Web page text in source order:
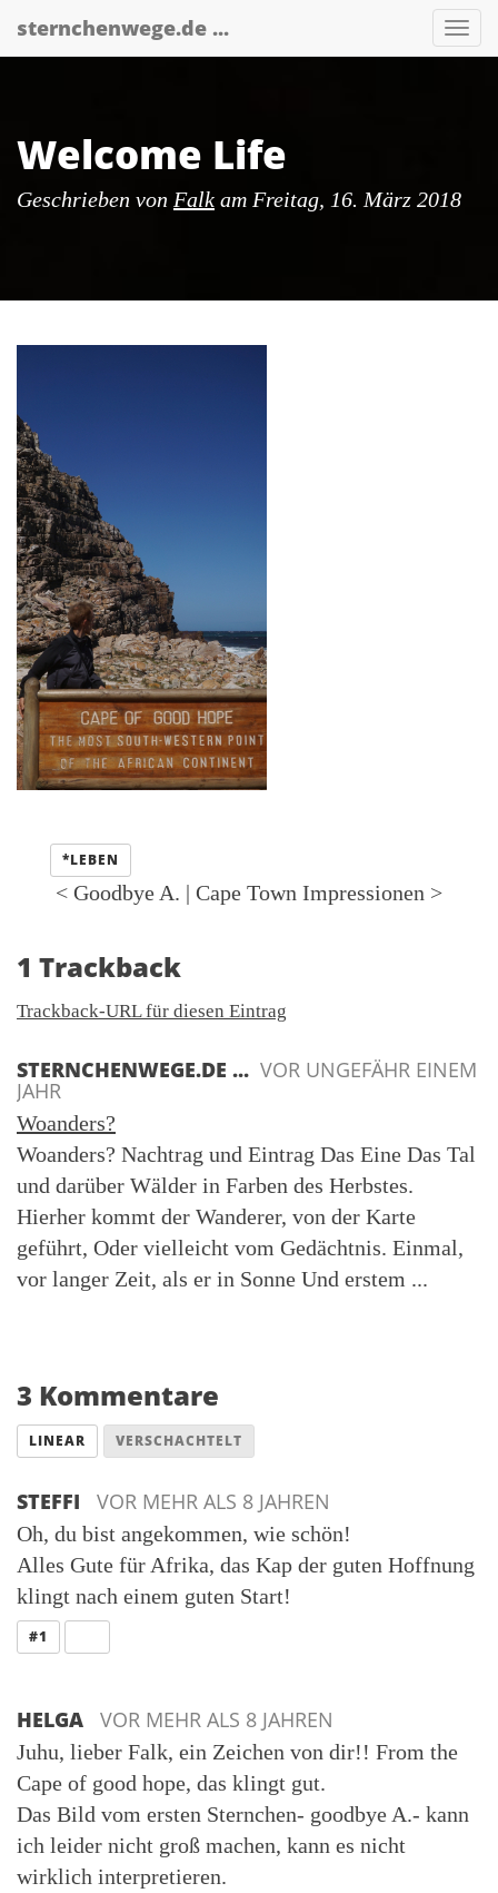
sternchenwege.de ...
Welcome Life
Geschrieben von Falk am Freitag, 16. März 2018
Kategorien:
*LEBEN
< Goodbye A. | Cape Town Impressionen >
1 Trackback
Trackback-URL für diesen Eintrag
STERNCHENWEGE.DE ... VOR UNGEFÄHR EINEM
JAHR
Woanders?
Woanders? Nachtrag und Eintrag Das Eine Das Tal
und darüber Wälder in Farben des Herbstes.
Hierher kommt der Wanderer, von der Karte
geführt, Oder vielleicht vom Gedächtnis. Einmal,
vor langer Zeit, als er in Sonne Und erstem ...
3 Kommentare
LINEAR VERSCHACHTELT
STEFFI VOR MEHR ALS 8 JAHREN
Oh, du bist angekommen, wie schön!
Alles Gute für Afrika, das Kap der guten Hoffnung
klingt nach einem guten Start!
#1
HELGA VOR MEHR ALS 8 JAHREN
Juhu, lieber Falk, ein Zeichen von dir!! From the
Cape of good hope, das klingt gut.
Das Bild vom ersten Sternchen- goodbye A.- kann
ich leider nicht groß machen, kann es nicht
wirklich interpretieren.